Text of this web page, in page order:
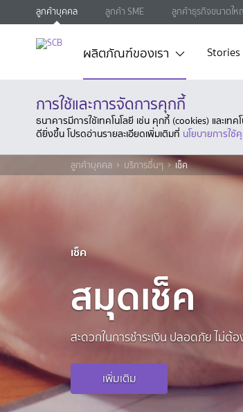
ลูกค้าบุคคล ลูกค้า SME ลูกค้าธุรกิจขนาดใ
ผลิตภัณฑ์ของเรา Stories
การใช้และการจัดการคุกกี้
ธนาคารมีการใช้เทคโนโลยี เช่น คุกกี้ (cookies) และเ
ดียิ่งขึ้น โปรดอ่านรายละเอียดเพิ่มเติมที่ นโยบายการใ
ลูกค้าบุคคล บริการอื่นๆ เช็ค
เช็ค
สมุดเช็ค
สะดวกในการชำระเงิน ปลอดภัย ไม่ต้
เพิ่มเติม